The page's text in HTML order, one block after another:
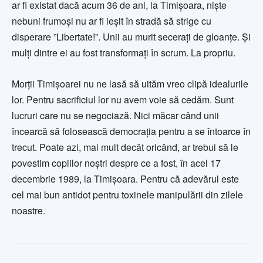
ar fi existat dacă acum 36 de ani, la Timișoara, niște
nebuni frumoși nu ar fi ieșit în stradă să strige cu
disperare ”Libertate!”. Unii au murit secerați de gloanțe. Și
mulți dintre ei au fost transformați în scrum. La propriu.
Morții Timișoarei nu ne lasă să uităm vreo clipă idealurile
lor. Pentru sacrificiul lor nu avem voie să cedăm. Sunt
lucruri care nu se negociază. Nici măcar când unii
încearcă să folosească democrația pentru a se întoarce în
trecut. Poate azi, mai mult decât oricând, ar trebui să le
povestim copiilor noștri despre ce a fost, în acel 17
decembrie 1989, la Timișoara. Pentru că adevărul este
cel mai bun antidot pentru toxinele manipulării din zilele
noastre.